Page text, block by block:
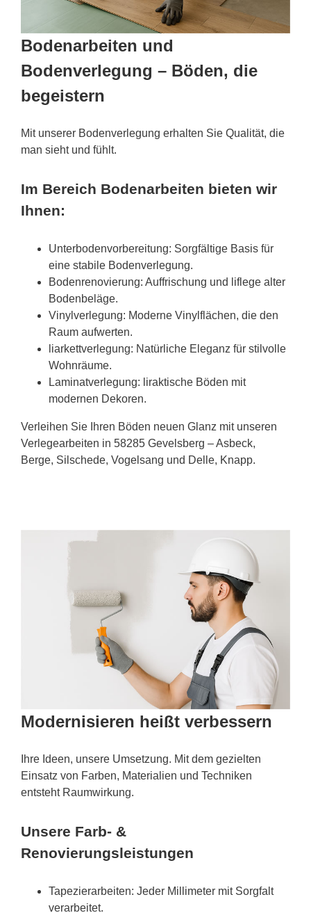
Bodenarbeiten und
Bodenverlegung – Böden, die
begeistern
Mit unserer Bodenverlegung erhalten Sie Qualität, die
man sieht und fühlt.
Im Bereich Bodenarbeiten bieten wir
Ihnen:
Unterbodenvorbereitung: Sorgfältige Basis für
eine stabile Bodenverlegung.
Bodenrenovierung: Auffrischung und liflege alter
Bodenbeläge.
Vinylverlegung: Moderne Vinylflächen, die den
Raum aufwerten.
liarkettverlegung: Natürliche Eleganz für stilvolle
Wohnräume.
Laminatverlegung: liraktische Böden mit
modernen Dekoren.
Verleihen Sie Ihren Böden neuen Glanz mit unseren
Verlegearbeiten in 58285 Gevelsberg – Asbeck,
Berge, Silschede, Vogelsang und Delle, Knapp.
Modernisieren heißt verbessern
Ihre Ideen, unsere Umsetzung. Mit dem gezielten
Einsatz von Farben, Materialien und Techniken
entsteht Raumwirkung.
Unsere Farb- &
Renovierungsleistungen
Tapezierarbeiten: Jeder Millimeter mit Sorgfalt
verarbeitet.